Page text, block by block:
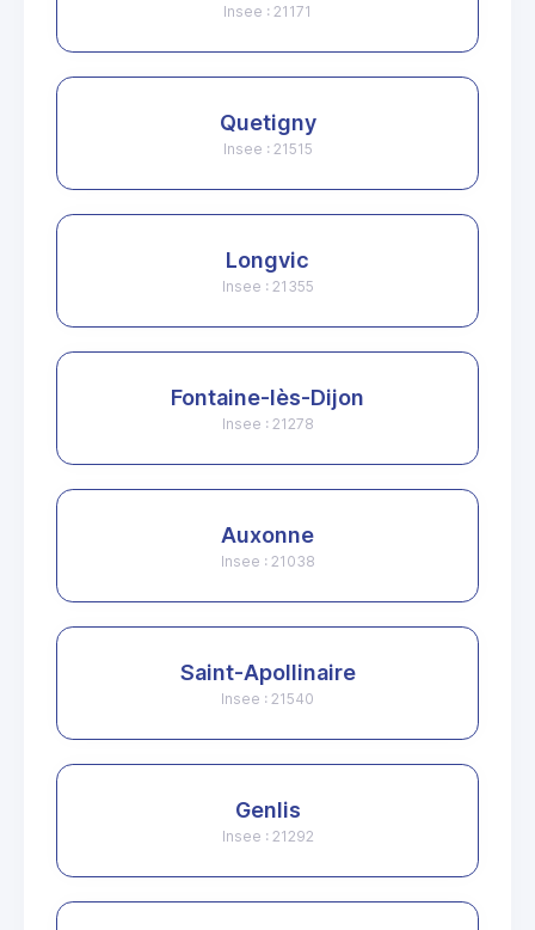
Insee : 21171
Quetigny
Insee : 21515
Longvic
Insee : 21355
Fontaine-lès-Dijon
Insee : 21278
Auxonne
Insee : 21038
Saint-Apollinaire
Insee : 21540
Genlis
Insee : 21292